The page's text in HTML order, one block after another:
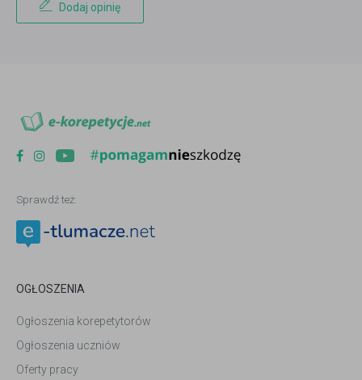
Dodaj opinię
Sprawdź też:
OGŁOSZENIA
Ogłoszenia korepetytorów
Ogłoszenia uczniów
Oferty pracy